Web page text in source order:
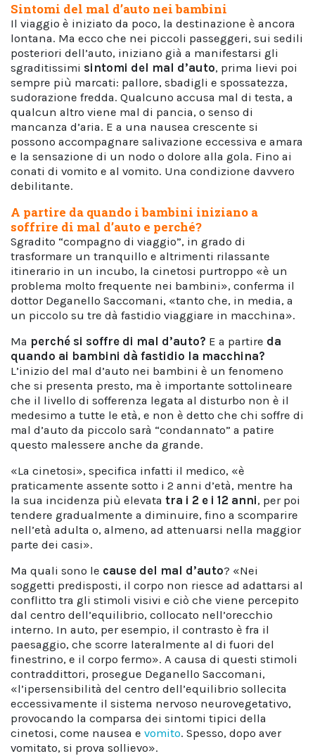
Sintomi del mal d’auto nei bambini
Il viaggio è iniziato da poco, la destinazione è ancora
lontana. Ma ecco che nei piccoli passeggeri, sui sedili
posteriori dell’auto, iniziano già a manifestarsi gli
sgraditissimi sintomi del mal d’auto, prima lievi poi
sempre più marcati: pallore, sbadigli e spossatezza,
sudorazione fredda. Qualcuno accusa mal di testa, a
qualcun altro viene mal di pancia, o senso di
mancanza d’aria. E a una nausea crescente si
possono accompagnare salivazione eccessiva e amara
e la sensazione di un nodo o dolore alla gola. Fino ai
conati di vomito e al vomito. Una condizione davvero
debilitante.
A partire da quando i bambini iniziano a
soffrire di mal d’auto e perché?
Sgradito “compagno di viaggio”, in grado di
trasformare un tranquillo e altrimenti rilassante
itinerario in un incubo, la cinetosi purtroppo «è un
problema molto frequente nei bambini», conferma il
dottor Deganello Saccomani, «tanto che, in media, a
un piccolo su tre dà fastidio viaggiare in macchina».
Ma perché si soffre di mal d’auto? E a partire da
quando ai bambini dà fastidio la macchina?
L’inizio del mal d’auto nei bambini è un fenomeno
che si presenta presto, ma è importante sottolineare
che il livello di sofferenza legata al disturbo non è il
medesimo a tutte le età, e non è detto che chi soffre di
mal d’auto da piccolo sarà “condannato” a patire
questo malessere anche da grande.
«La cinetosi», specifica infatti il medico, «è
praticamente assente sotto i 2 anni d’età, mentre ha
la sua incidenza più elevata tra i 2 e i 12 anni, per poi
tendere gradualmente a diminuire, fino a scomparire
nell’età adulta o, almeno, ad attenuarsi nella maggior
parte dei casi».
Ma quali sono le cause del mal d’auto? «Nei
soggetti predisposti, il corpo non riesce ad adattarsi al
conflitto tra gli stimoli visivi e ciò che viene percepito
dal centro dell’equilibrio, collocato nell’orecchio
interno. In auto, per esempio, il contrasto è fra il
paesaggio, che scorre lateralmente al di fuori del
finestrino, e il corpo fermo». A causa di questi stimoli
contraddittori, prosegue Deganello Saccomani,
«l’ipersensibilità del centro dell’equilibrio sollecita
eccessivamente il sistema nervoso neurovegetativo,
provocando la comparsa dei sintomi tipici della
cinetosi, come nausea e vomito. Spesso, dopo aver
vomitato, si prova sollievo».